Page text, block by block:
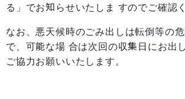
る」でお知らせいたしま すのでご確認
なお、悪天候時のごみ出しは転倒等の
で、可能な場 合は次回の収集日にお出
ご協力お願いいたします。